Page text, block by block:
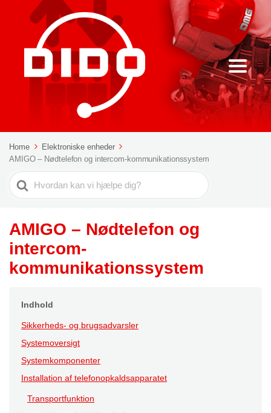
Home
Elektroniske enheder
AMIGO – Nødtelefon og intercom-kommunikationssystem
Søg
efter
AMIGO – Nødtelefon og
intercom-
kommunikationssystem
Indhold
Sikkerheds- og brugsadvarsler
Systemoversigt
Systemkomponenter
Installation af telefonopkaldsapparatet
Transportfunktion